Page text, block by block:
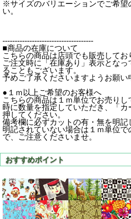
※サイズのバリエーションでご希望
い。
-------------------------------------
■商品の在庫について
こちらの商品は店頭でも販売してお
ご注文時に「在庫あり」表示とな
ることもございます。
予めご了承くださいますようお願い
●１ｍ以上ご希望のお客様へ
こちらの商品は１ｍ単位でお売りし
時に数量を指定していただき、「
押してください。
備考欄に必ずカットの有・無を明記
明記されていない場合は１ｍ単位
で、ご注意くださいませ。